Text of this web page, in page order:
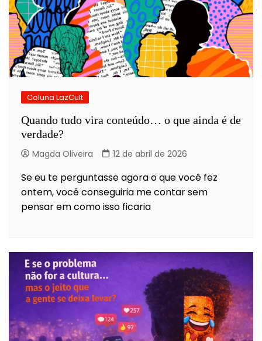
Coluna LazCult
Quando tudo vira conteúdo… o que ainda é de
verdade?
Magda Oliveira 12 de abril de 2026
Se eu te perguntasse agora o que você fez
ontem, você conseguiria me contar sem
pensar em como isso ficaria